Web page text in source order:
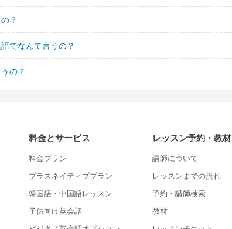
？
でなんて言うの？
の？
料金とサービス
料金プラン
プラスネイティブプラン
韓国語・中国語レッスン
子供向け英会話
レッスン予約・教材
講師について
レッスンまでの流れ
予約・講師検索
教材